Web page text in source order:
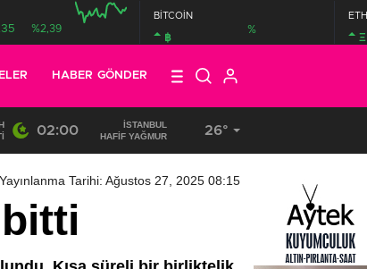
%2,39
BİTCOİN
฿
%
Ξ
HABER GÖNDER
13:33 / BAŞKAN DR. MİTHAT BÜLENT ÖZMEN’DEN
02:00
İSTANBUL
HAFİF YAĞMUR
26°
Yayınlanma Tarihi: Ağustos 27, 2025 08:15